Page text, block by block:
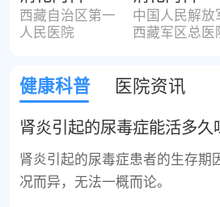
西藏自治区第一
人民医院
中国人民解放
西藏军区总医
健康科普 医院资讯
肾炎引起的尿毒症能活多久
肾炎引起的尿毒症患者的生存期
况而异，无法一概而论。